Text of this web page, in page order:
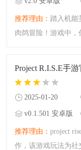
推荐理由： 踏入机能
肉鸽冒险！游戏中
玩法，技能随机组
2025-01-20
v0.1.501 安卓版
推荐理由： project
作，该游戏玩法为社